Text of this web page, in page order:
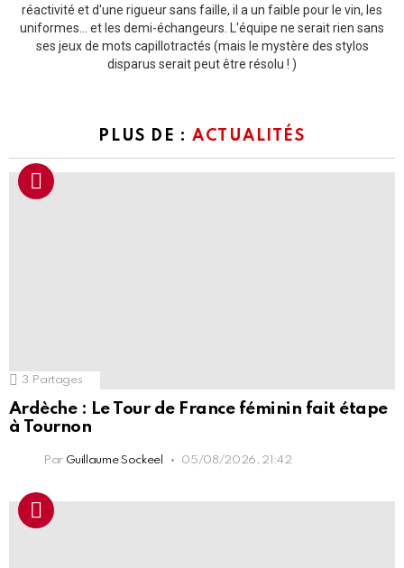
réactivité et d'une rigueur sans faille, il a un faible pour le vin, les
uniformes... et les demi-échangeurs. L'équipe ne serait rien sans
ses jeux de mots capillotractés (mais le mystère des stylos
disparus serait peut être résolu ! )
PLUS DE : ACTUALITÉS
3 Partages
Ardèche : Le Tour de France féminin fait étape
à Tournon
Par Guillaume Sockeel 05/08/2026, 21:42